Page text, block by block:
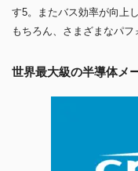
す5。またバス効率が向上
もちろん、さまざまなパフ
世界最大級の半導体